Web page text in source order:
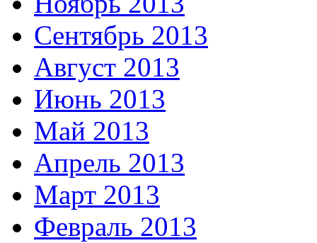
Сентябрь 2013
Август 2013
Июнь 2013
Май 2013
Апрель 2013
Март 2013
Февраль 2013